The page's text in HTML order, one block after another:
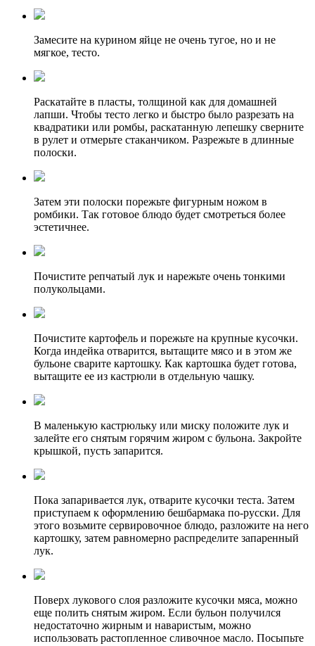
Замесите на курином яйце не очень тугое, но и не
мягкое, тесто.
Раскатайте в пласты, толщиной как для домашней
лапши. Чтобы тесто легко и быстро было разрезать на
квадратики или ромбы, раскатанную лепешку сверните
в рулет и отмерьте стаканчиком. Разрежьте в длинные
полоски.
Затем эти полоски порежьте фигурным ножом в
ромбики. Так готовое блюдо будет смотреться более
эстетичнее.
Почистите репчатый лук и нарежьте очень тонкими
полукольцами.
Почистите картофель и порежьте на крупные кусочки.
Когда индейка отварится, вытащите мясо и в этом же
бульоне сварите картошку. Как картошка будет готова,
вытащите ее из кастрюли в отдельную чашку.
В маленькую кастрюльку или миску положите лук и
залейте его снятым горячим жиром с бульона. Закройте
крышкой, пусть запарится.
Пока запаривается лук, отварите кусочки теста. Затем
приступаем к оформлению бешбармака по-русски. Для
этого возьмите сервировочное блюдо, разложите на него
картошку, затем равномерно распределите запаренный
лук.
Поверх лукового слоя разложите кусочки мяса, можно
еще полить снятым жиром. Если бульон получился
недостаточно жирным и наваристым, можно
использовать растопленное сливочное масло. Посыпьте